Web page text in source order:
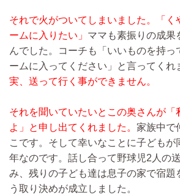
それで火がついてしまいました。「く
ームに入りたい」 ママも素振りの成果
んでした。コーチも「いいものを持っ
ームに入ってください」と言ってくれ
実、送って行く事ができません。
それを聞いていたいとこの奥さんが「
よ」と申し出てくれました。 家族中で
こです。そして幸いなことに子どもが
年なのです。話し合って野球児2人の
み、残りの子ども達は息子の家で宿題
う取り決めが成立しました。